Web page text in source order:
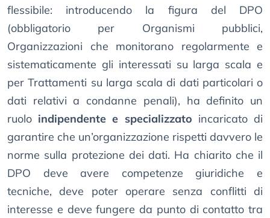
flessibile: introducendo la figura del DPO
(obbligatorio per Organismi pubblici,
Organizzazioni che monitorano regolarmente e
sistematicamente gli interessati su larga scala e
per Trattamenti su larga scala di dati particolari o
dati relativi a condanne penali), ha definito un
ruolo indipendente e specializzato incaricato di
garantire che un’organizzazione rispetti davvero le
norme sulla protezione dei dati. Ha chiarito che il
DPO deve avere competenze giuridiche e
tecniche, deve poter operare senza conflitti di
interesse e deve fungere da punto di contatto tra